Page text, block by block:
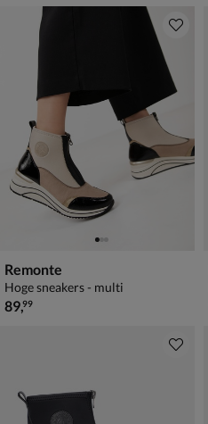
Remonte
Hoge sneakers - multi
€ 89,99
89,99